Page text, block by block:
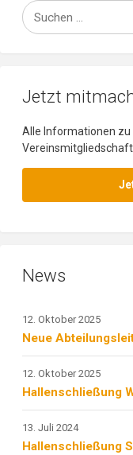
Suchen
Jetzt
Alle Informationen zu
News
Neue
12. Oktober 2025
Hallenschließung
12. Oktober 2025
Hallenschließung
13. Juli 2024